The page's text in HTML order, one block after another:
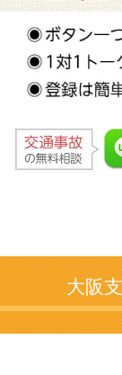
大阪